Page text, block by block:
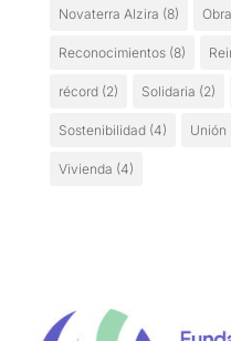
Novaterra Alzira (8)
Reconocimientos(8)
récord(2) Solidaria (2)
Sostenibilidad(4) Unión
Vivienda (4)